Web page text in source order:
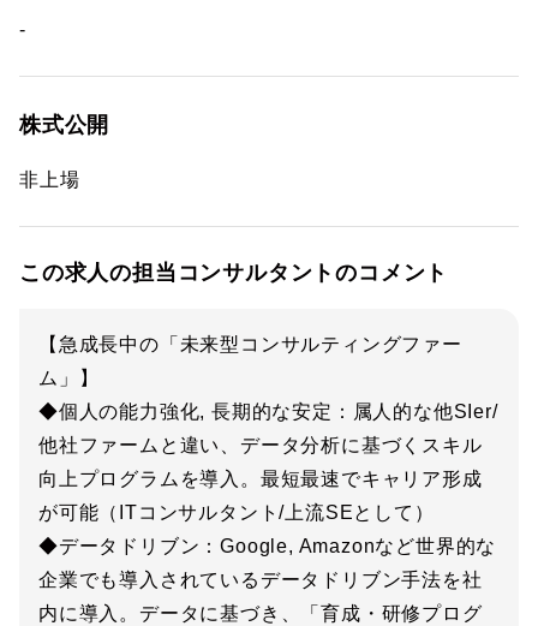
-
株式公開
非上場
この求人の担当コンサルタントのコメント
【急成長中の「未来型コンサルティングファー
ム」】
◆個人の能力強化, 長期的な安定：属人的な他SIer/
他社ファームと違い、データ分析に基づくスキル
向上プログラムを導入。最短最速でキャリア形成
が可能（ITコンサルタント/上流SEとして）
◆データドリブン：Google, Amazonなど世界的な
企業でも導入されているデータドリブン手法を社
内に導入。データに基づき、「育成・研修プログ